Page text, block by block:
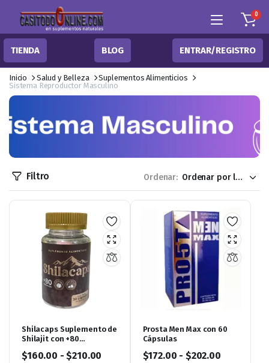
0
TIENDA BLOG ENTRAR/REGISTRO
Inicio Salud y Belleza
Suplementos Alimenticios
Sistema Reproductor Masculino
Filtro Ordenar:
Shilacaps Suplemento de
Shilajit con +80
$160.00 - $210.00
Prosta Men Max con 60
Cápsulas
$172.00 - $202.00